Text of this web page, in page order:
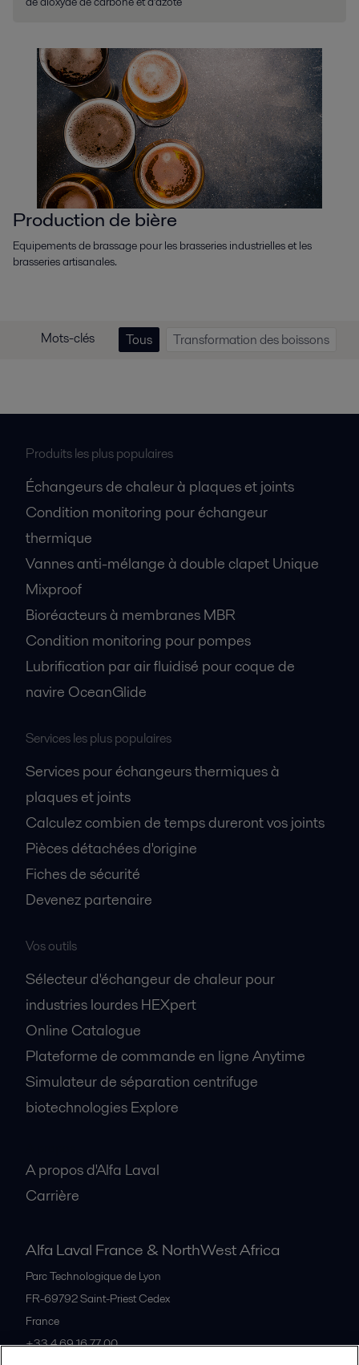
Production de bière
Equipements de brassage pour les brasseries industrielles et les
brasseries artisanales.
Mots-clés Tous Transformation des boissons
Produits les plus populaires
Échangeurs de chaleur à plaques et joints
Condition monitoring pour échangeur
thermique
Vannes anti-mélange à double clapet Unique
Mixproof
Bioréacteurs à membranes MBR
Condition monitoring pour pompes
Lubrification par air fluidisé pour coque de
navire OceanGlide
Services les plus populaires
Services pour échangeurs thermiques à
plaques et joints
Calculez combien de temps dureront vos joints
Pièces détachées d'origine
Fiches de sécurité
Devenez partenaire
Vos outils
Sélecteur d'échangeur de chaleur pour
industries lourdes HEXpert
Online Catalogue
Plateforme de commande en ligne Anytime
Simulateur de séparation centrifuge
biotechnologies Explore
A propos d'Alfa Laval
Carrière
Alfa Laval France & NorthWest Africa
Parc Technologique de Lyon
FR-69792Saint-Priest Cedex
France
+33 4 69 16 77 00